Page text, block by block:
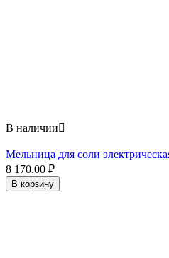
В наличии
Мельница для соли
8 170.00 ₽
В корзину